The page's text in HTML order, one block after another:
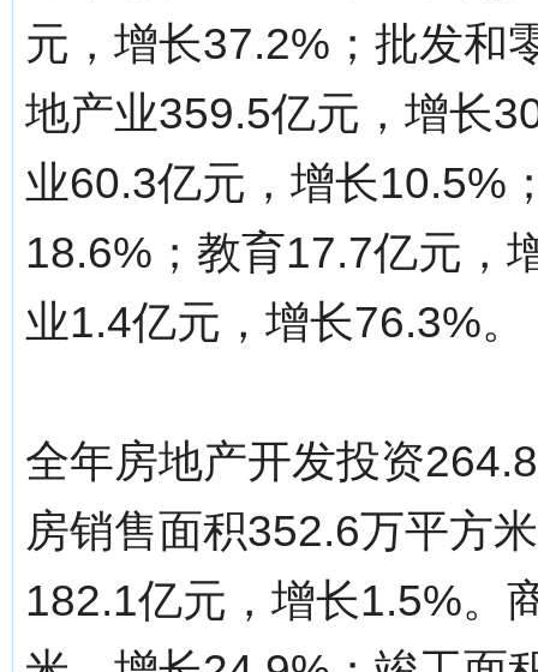
元，增长37.2%；批发和
地产业359.5亿元，增长
业60.3亿元，增长10.5%
18.6%；教育17.7亿元，
业1.4亿元，增长76.3%。
全年房地产开发投资
房销售面积352.6万平方
182.1亿元，增长1.5%。